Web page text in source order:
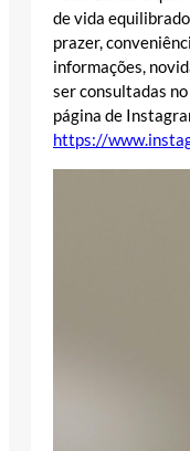
de vida
prazer,
informações,
ser consultadas
página de
https://